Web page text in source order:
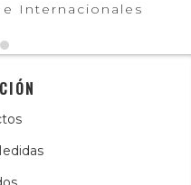
Internacionales